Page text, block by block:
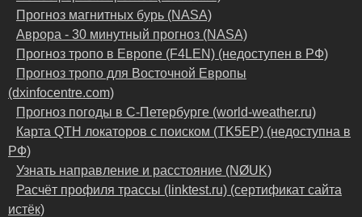
Прогноз магнитных бурь (NASA)
Аврора - 30 минутный прогноз (NASA)
Прогноз тропо в Европе (F4LEN) (недоступен в РФ)
Прогноз тропо для Восточной Европы
(dxinfocentre.com)
Прогноз погоды в С-Петербурге (world-weather.ru)
Карта QTH локаторов с поиском (TK5EP) (недоступна в
РФ)
Узнать направление и расстояние (NØUK)
Расчёт профиля трассы (linktest.ru) (сертификат сайта
истёк)